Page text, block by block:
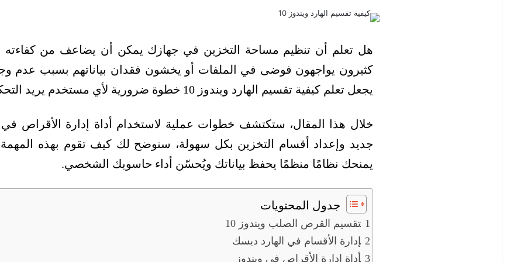
هل تعلم أن تنظيم مساحة التخزين في جهازك يمكن أن يضاعف من كفاءته
كثيرون يواجهون فوضى في الملفات أو يخشون فقدان بياناتهم بسبب عدم
يجعل تعلم كيفية تقسيم الهارد ويندوز 10 خطوة ضرورية لأي مستخدم يريد التحكم الكامل في جهازه.
خلال هذا المقال، ستكتشف خطوات عملية لاستخدام أداة إدارة الأقراص في
جديد وإعداد أقسام التخزين بكل سهولة، سنوضح لك كيف تقوم بهذه المهمة
يمنحك نظامًا منظمًا يحفظ بياناتك ويُحسّن أداء حاسوبك الشخصي.
جدول المحتويات
تقسيم القرص الصلب ويندوز 10
إدارة الأقسام في الهارد ديسك
أداة إدارة الأقراص في ويندوز